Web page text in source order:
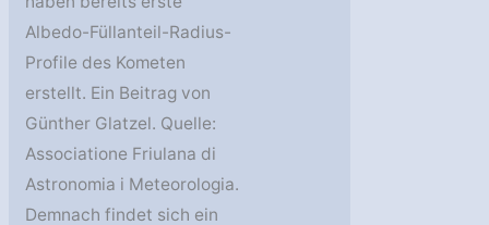
Albedo-Füllanteil-Radius-
Profile des Kometen
erstellt. Ein Beitrag von
Günther Glatzel. Quelle:
Associatione Friulana di
Astronomia i Meteorologia.
Demnach findet sich ein